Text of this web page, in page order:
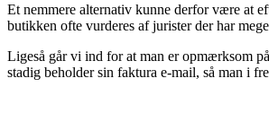
Et nemmere alternativ kunne derfor være at
butikken ofte vurderes af jurister der har
Ligeså går vi ind for at man er opmærksom
stadig beholder sin faktura e-mail, så man i